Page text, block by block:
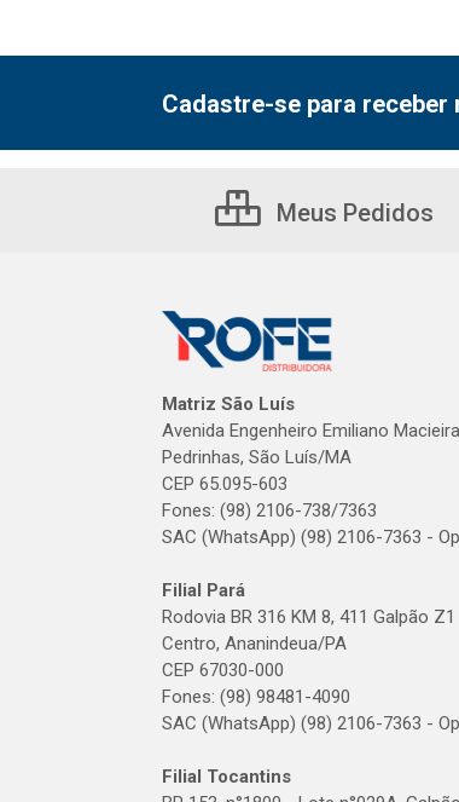
Cadastre-se para
Meus Pedidos
Matriz São Luís
Avenida Engenheiro Emiliano
Pedrinhas, São Luís/MA
CEP 65.095-603
Fones: (98) 2106-738/7363
SAC (WhatsApp) (98) 2106-7363 -
Filial Pará
Rodovia BR 316 KM 8, 411 Galpão Z1
Centro, Ananindeua/PA
CEP 67030-000
Fones: (98) 98481-4090
SAC (WhatsApp) (98) 2106-7363 -
Filial Tocantins